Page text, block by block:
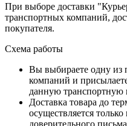
При выборе доставки
транспортных компаний,
покупателя.
Схема работы
Вы выбираете одну из
компаний и
данную
Доставка товара до
осуществляется
доверительного